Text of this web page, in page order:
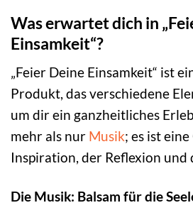
Was erwartet dich in
Einsamkeit“?
„Feier Deine Einsamkeit“ ist
Produkt, das verschiedene
um dir ein ganzheitliches
mehr als nur Musik; es ist
Inspiration, der Reflexion
Die Musik: Balsam für die